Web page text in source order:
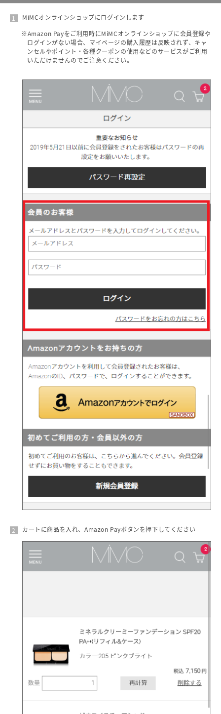
MiMCオンラインショップにログインします
※Amazon Payをご利用時にMiMCオンラインショップに会員登録や
ログインがない場合、マイページの購入履歴は反映されず、キャ
ンセルやポイント・各種クーポンの使用などのサービスがご利用
いただけませんのでご注意ください。
カートに商品を入れ、Amazon Payボタンを押下してください